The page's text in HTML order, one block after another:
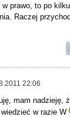
prawo, to po
Raczej
22:06
mam nadzieję,
w razie W